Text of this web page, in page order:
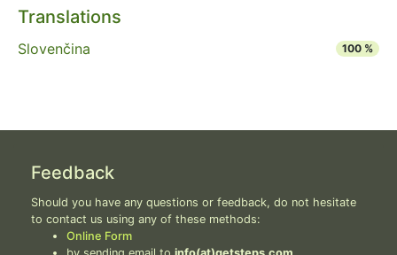
Translations
Slovenčina 100 %
Feedback
Should you have any questions or feedback, do not hesitate
to contact us using any of these methods:
Online Form